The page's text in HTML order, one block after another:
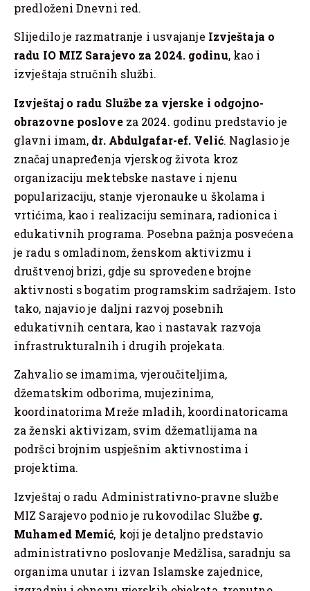
predloženi Dnevni red.
Slijedilo je razmatranje i usvajanje Izvještaja o
radu IO MIZ Sarajevo za 2024. godinu, kao i
izvještaja stručnih službi.
Izvještaj o radu Službe za vjerske i odgojno-
obrazovne poslove za 2024. godinu predstavio je
glavni imam, dr. Abdulgafar-ef. Velić. Naglasio je
značaj unapređenja vjerskog života kroz
organizaciju mektebske nastave i njenu
popularizaciju, stanje vjeronauke u školama i
vrtićima, kao i realizaciju seminara, radionica i
edukativnih programa. Posebna pažnja posvećena
je radu s omladinom, ženskom aktivizmu i
društvenoj brizi, gdje su sprovedene brojne
aktivnosti s bogatim programskim sadržajem. Isto
tako, najavio je daljni razvoj posebnih
edukativnih centara, kao i nastavak razvoja
infrastrukturalnih i drugih projekata.
Zahvalio se imamima, vjeroučiteljima,
džematskim odborima, mujezinima,
koordinatorima Mreže mladih, koordinatoricama
za ženski aktivizam, svim džematlijama na
podršci brojnim uspješnim aktivnostima i
projektima.
Izvještaj o radu Administrativno-pravne službe
MIZ Sarajevo podnio je rukovodilac Službe g.
Muhamed Memić, koji je detaljno predstavio
administrativno poslovanje Medžlisa, saradnju sa
organima unutar i izvan Islamske zajednice,